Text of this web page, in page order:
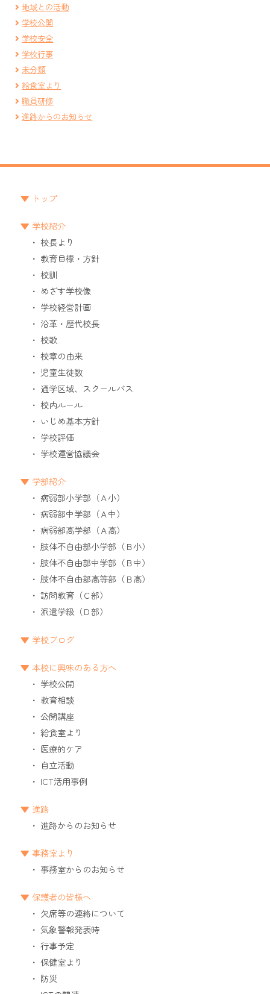
地域との活動
学校公開
学校安全
学校行事
未分類
給食室より
職員研修
進路からのお知らせ
トップ
学校紹介
校長より
教育目標・方針
校訓
めざす学校像
学校経営計画
沿革・歴代校長
校歌
校章の由来
児童生徒数
通学区域、スクールバス
校内ルール
いじめ基本方針
学校評価
学校運営協議会
学部紹介
病弱部小学部（Ａ小）
病弱部中学部（Ａ中）
病弱部高学部（Ａ高）
肢体不自由部小学部（Ｂ小）
肢体不自由部中学部（Ｂ中）
肢体不自由部高等部（Ｂ高）
訪問教育（Ｃ部）
派遣学級（Ｄ部）
学校ブログ
本校に興味のある方へ
学校公開
教育相談
公開講座
給食室より
医療的ケア
自立活動
ICT活用事例
進路
進路からのお知らせ
事務室より
事務室からのお知らせ
保護者の皆様へ
欠席等の連絡について
気象警報発表時
行事予定
保健室より
防災